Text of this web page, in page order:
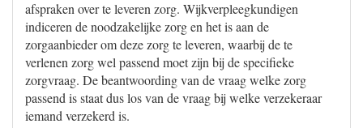
afspraken over te leveren zorg. Wijkverpleegkundigen
indiceren de noodzakelijke zorg en het is aan de
zorgaanbieder om deze zorg te leveren, waarbij de te
verlenen zorg wel passend moet zijn bij de specifieke
zorgvraag. De beantwoording van de vraag welke zorg
passend is staat dus los van de vraag bij welke verzekeraar
iemand verzekerd is.